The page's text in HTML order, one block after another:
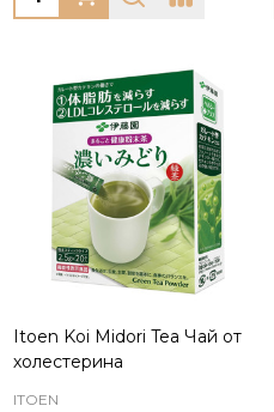
Itoen Koi Midori Tea Чай от
холестерина
ITOEN